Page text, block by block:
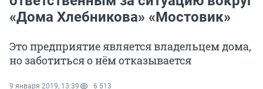
«Дома Хлебникова» «Мостовик»
Это предприятие является владельцем дома,
но заботиться о нём отказывается
9 января 2019, 13:39 6 513